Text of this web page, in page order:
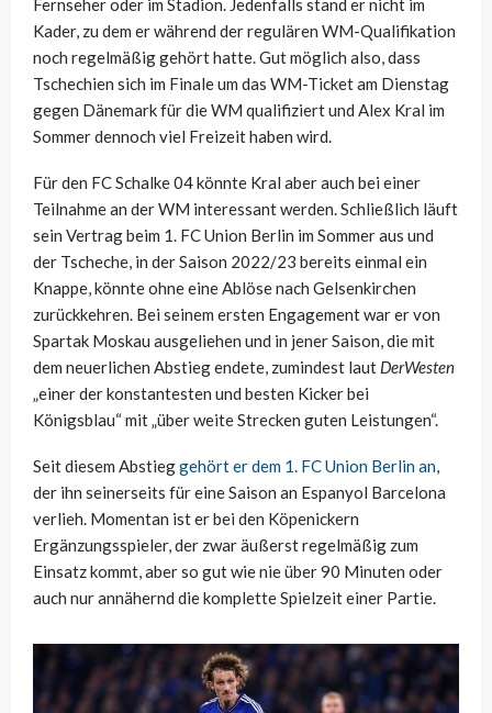
Fernseher oder im Stadion. Jedenfalls stand er nicht im
Kader, zu dem er während der regulären WM-Qualifikation
noch regelmäßig gehört hatte. Gut möglich also, dass
Tschechien sich im Finale um das WM-Ticket am Dienstag
gegen Dänemark für die WM qualifiziert und Alex Kral im
Sommer dennoch viel Freizeit haben wird.
Für den FC Schalke 04 könnte Kral aber auch bei einer
Teilnahme an der WM interessant werden. Schließlich läuft
sein Vertrag beim 1. FC Union Berlin im Sommer aus und
der Tscheche, in der Saison 2022/23 bereits einmal ein
Knappe, könnte ohne eine Ablöse nach Gelsenkirchen
zurückkehren. Bei seinem ersten Engagement war er von
Spartak Moskau ausgeliehen und in jener Saison, die mit
dem neuerlichen Abstieg endete, zumindest laut DerWesten
„einer der konstantesten und besten Kicker bei
Königsblau“ mit „über weite Strecken guten Leistungen“.
Seit diesem Abstieggehört er dem 1. FC Union Berlin an,
der ihn seinerseits für eine Saison an Espanyol Barcelona
verlieh. Momentan ist er bei den Köpenickern
Ergänzungsspieler, der zwar äußerst regelmäßig zum
Einsatz kommt, aber so gut wie nie über 90 Minuten oder
auch nur annähernd die komplette Spielzeit einer Partie.